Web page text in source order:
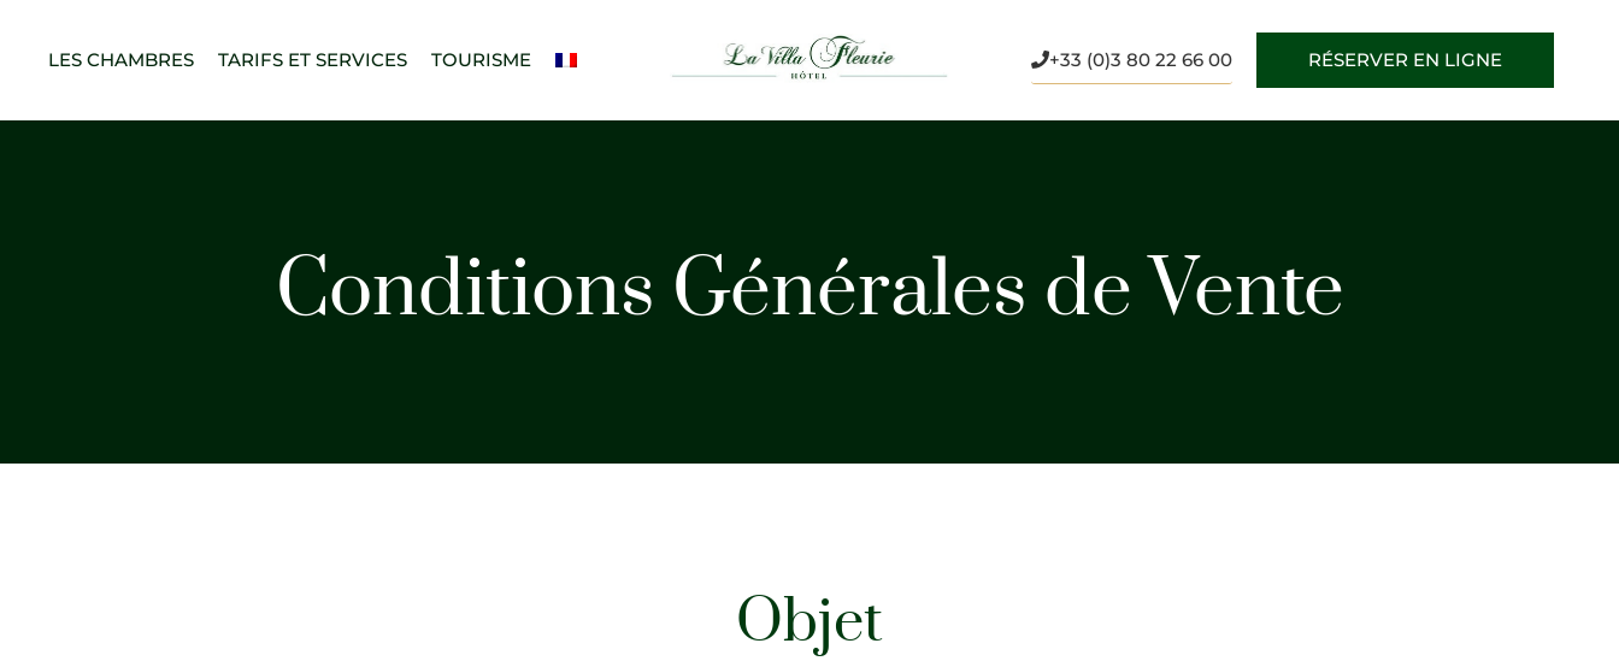
LES CHAMBRES TARIFS ET SERVICES TOURISME +33 (0)3 80 22 66 00 RÉSERVER EN LIGNE
Conditions Générales de Vente
Objet